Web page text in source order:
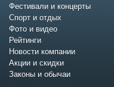
Фестивали и концерты
Спорт и отдых
Фото и видео
Рейтинги
Новости компании
Акции и скидки
Законы и обычаи